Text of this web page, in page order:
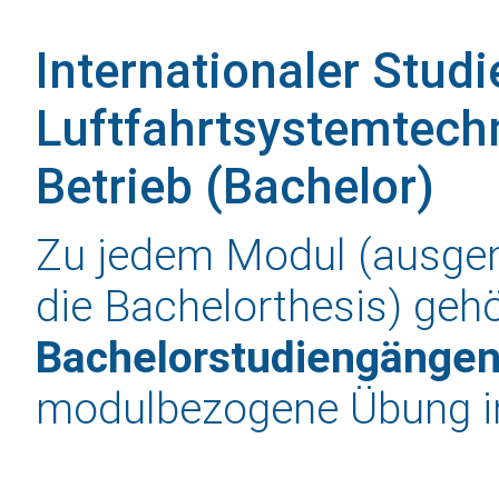
Internationaler
Betrieb (Bachelor)
Zu jedem Modul
die Bachelorthesis)
modulbezogene Übung